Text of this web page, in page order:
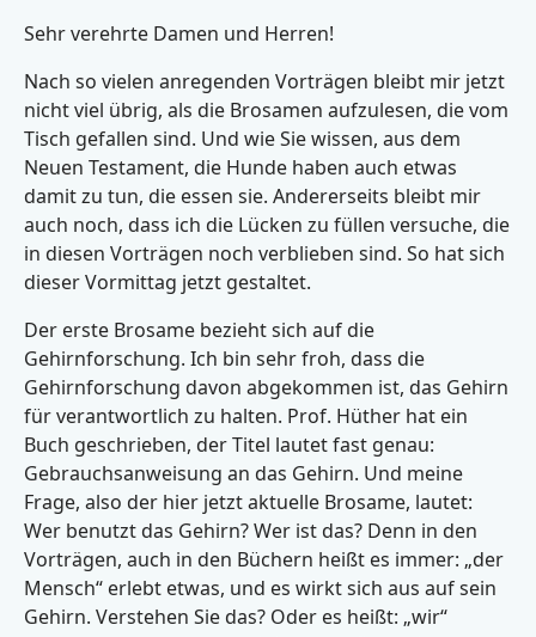
Sehr verehrte Damen und Herren!
Nach so vielen anregenden Vorträgen bleibt mir jetzt
nicht viel übrig, als die Brosamen aufzulesen, die vom
Tisch gefallen sind. Und wie Sie wissen, aus dem
Neuen Testament, die Hunde haben auch etwas
damit zu tun, die essen sie. Andererseits bleibt mir
auch noch, dass ich die Lücken zu füllen versuche, die
in diesen Vorträgen noch verblieben sind. So hat sich
dieser Vormittag jetzt gestaltet.
Der erste Brosame bezieht sich auf die
Gehirnforschung. Ich bin sehr froh, dass die
Gehirnforschung davon abgekommen ist, das Gehirn
für verantwortlich zu halten. Prof. Hüther hat ein
Buch geschrieben, der Titel lautet fast genau:
Gebrauchsanweisung an das Gehirn. Und meine
Frage, also der hier jetzt aktuelle Brosame, lautet:
Wer benutzt das Gehirn? Wer ist das? Denn in den
Vorträgen, auch in den Büchern heißt es immer: „der
Mensch“ erlebt etwas, und es wirkt sich aus auf sein
Gehirn. Verstehen Sie das? Oder es heißt: „wir“